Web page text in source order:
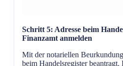
Schritt 5: Adresse beim
Finanzamt anmelden
Mit der notariellen
beim Handelsregister